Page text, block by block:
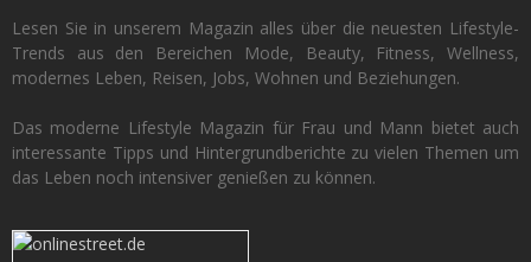
Lesen Sie in unserem Magazin alles über die neuesten Lifestyle-
Trends aus den Bereichen Mode, Beauty, Fitness, Wellness,
modernes Leben, Reisen, Jobs, Wohnen und Beziehungen.
Das moderne Lifestyle Magazin für Frau und Mann bietet auch
interessante Tipps und Hintergrundberichte zu vielen Themen um
das Leben noch intensiver genießen zu können.